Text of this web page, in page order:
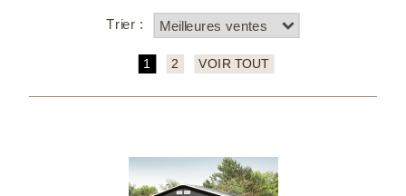
Trier :
1 2 VOIR TOUT